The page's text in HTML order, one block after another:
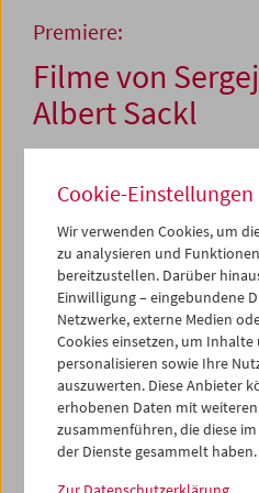
Premiere:
Filme von
Albert Sackl
13. und 17. Oktober 2011
Zwei sehr unterschiedliche
Mittelpunkt der ReihePremiere
herausragende Beispiele des
vorstellt.
Sčasťe moe / Mein Glück(2010),
ukrainischen Regisseurs
Wien-Premiere am 13.
90er Jahre weltweit als einer
Dokumentaristen der
Cookie-Einstellungen
Wir verwenden Cookies, um
zu analysieren und
bereitzustellen. Darüber
Einwilligung – eingebundene
Netzwerke, externe Medien
Cookies einsetzen, um Inhalte
personalisieren sowie Ihre
auszuwerten. Diese Anbieter
erhobenen Daten mit
zusammenführen, die diese
der Dienste gesammelt haben.